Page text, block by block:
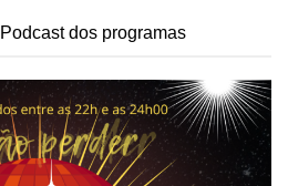
dos programas